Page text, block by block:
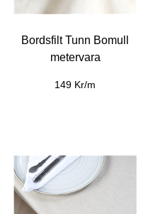
Bordsfilt Tunn Bomull
metervara
149 Kr/m